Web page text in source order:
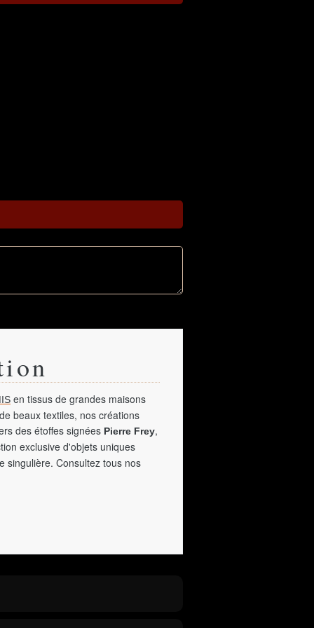
en tissus de grandes maisons
beaux textiles, nos créations
des étoffes signées Pierre Frey,
exclusive d'objets uniques
singulière. Consultez tous nos